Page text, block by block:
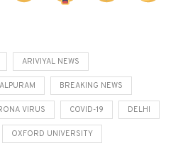
ARIVIYAL NEWS
BREAKING NEWS
VIRUS COVID-19 DELHI
OXFORD UNIVERSITY